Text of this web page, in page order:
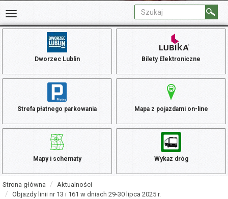
Dworzec Lublin Bilety Elektroniczne
Strefa płatnego parkowania Mapa z pojazdami on-line
Mapy i schematy Wykaz dróg
Strona główna
Aktualności
Objazdy linii nr 13 i 161 w dniach 29-30 lipca 2025 r.